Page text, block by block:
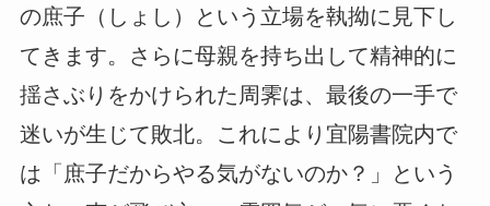
の庶子（しょし）という立場を執拗に見下し
てきます。さらに母親を持ち出して精神的に
揺さぶりをかけられた周霁は、最後の一手で
迷いが生じて敗北。これにより宜陽書院内で
は「庶子だからやる気がないのか？」という